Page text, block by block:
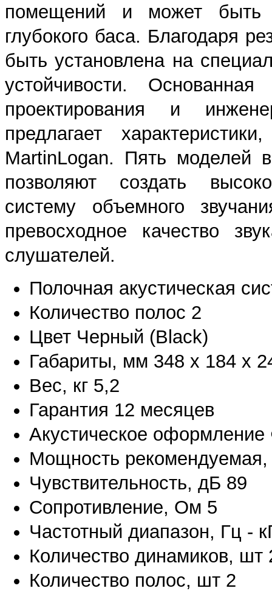
помещений и может быть
глубокого баса. Благодаря
быть установлена на
устойчивости.
проектирования и
предлагает
MartinLogan. Пять моделей
позволяют создать
систему объемного
превосходное качество
слушателей.
Полочная акустическая
Количество полос 2
Цвет Черный (Black)
Габариты, мм 348 х 184 х
Вес, кг 5,2
Гарантия 12 месяцев
Акустическое оформление
Мощность рекомендуемая,
Чувствительность, дБ 89
Сопротивление, Ом 5
Частотный диапазон, Гц -
Количество динамиков, шт
Количество полос, шт 2